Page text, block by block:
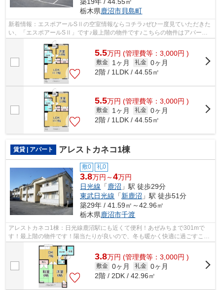
築19年 / 44.55㎡
栃木県鹿沼市貝島町
新着情報：エスポアールSⅡの空室情報ならコチラ♪ぜひ一度見ていただきた
い、「エスポアールSⅡ」です♪最上階の物件です♪こちらの物件はアパート
です♪メールアドレスsk.home2@r2.dion.ne...
5.5万円 (管理費等：3,000円 )
敷金 1ヶ月 礼金 0ヶ月
2階 / 1LDK / 44.55㎡
5.5万円 (管理費等：3,000円 )
敷金 1ヶ月 礼金 0ヶ月
2階 / 1LDK / 44.55㎡
賃貸 | アパート アレストカネコ1棟
敷0 礼0
3.8万円～4万円
日光線 「 鹿沼 」駅 徒歩29分
東武日光線 「新鹿沼 」駅 徒歩51分
築29年 / 41.59㎡～42.96㎡
栃木県鹿沼市千渡
アレストカネコ1棟：日光線鹿沼駅にも近くて便利！あぜみちまで301mで
す！最上階の物件です！陽当たりが良いので、冬も暖かく快適に過ごすこと
ができます！エスケーホームへのご連絡は...
3.8万円 (管理費等：3,000円 )
敷金 0ヶ月 礼金 0ヶ月
2階 / 2DK / 42.96㎡